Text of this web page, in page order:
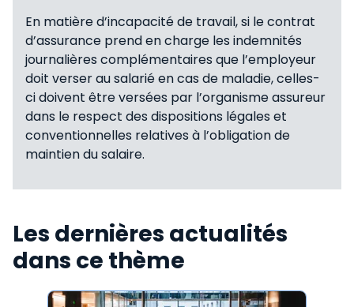
En matière d’incapacité de travail, si le contrat
d’assurance prend en charge les indemnités
journalières complémentaires que l’employeur
doit verser au salarié en cas de maladie, celles-
ci doivent être versées par l’organisme assureur
dans le respect des dispositions légales et
conventionnelles relatives à l’obligation de
maintien du salaire.
Les dernières actualités
dans ce thème